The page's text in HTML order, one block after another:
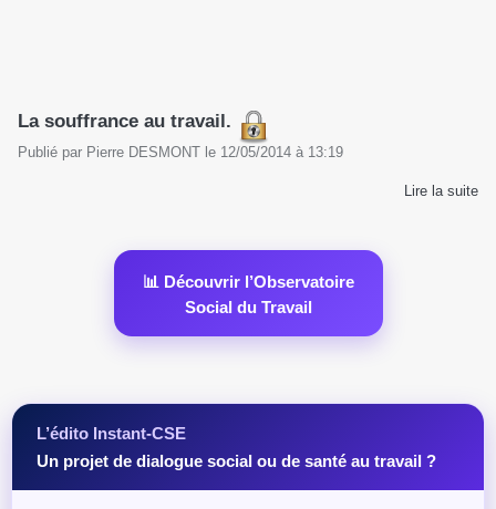
La souffrance au travail.
Publié par Pierre DESMONT le 12/05/2014 à 13:19
Lire la suite
📊 Découvrir l’Observatoire
Social du Travail
L’édito Instant-CSE
Un projet de dialogue social ou de santé au travail ?